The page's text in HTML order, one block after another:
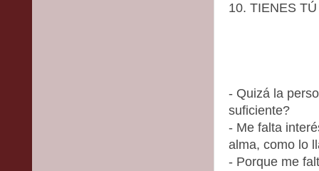
10. TIENES
- Quizá la
suficiente?
- Me falta
alma, como lo
- Porque me